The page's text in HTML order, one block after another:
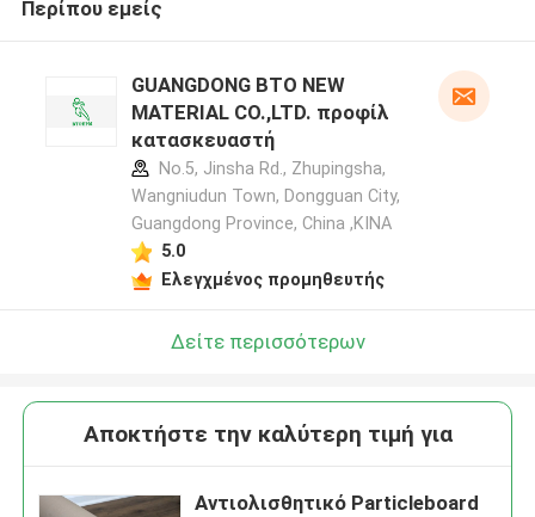
Περίπου εμείς
GUANGDONG BTO NEW
MATERIAL CO.,LTD. προφίλ
κατασκευαστή
No.5, Jinsha Rd., Zhupingsha,
Wangniudun Town, Dongguan City,
Guangdong Province, China ,ΚΙΝΑ
5.0
Ελεγχμένος προμηθευτής
Δείτε περισσότερων
Αποκτήστε την καλύτερη τιμή για
Αντιολισθητικό Particleboard